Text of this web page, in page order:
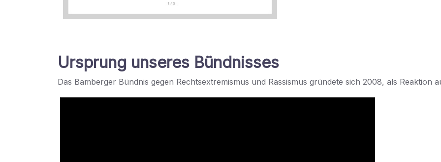
Ursprung unseres Bündnisses
Das Bamberger Bündnis gegen Rechtsextremismus und Rassismus gründete sich 2008, als Reaktion